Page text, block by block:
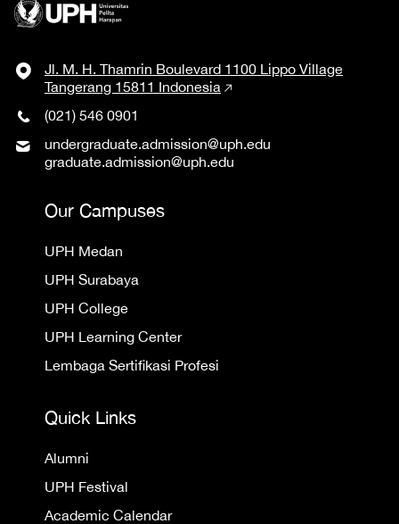
Jl. M. H. Thamrin Boulevard 1100 Lippo Village
Tangerang 15811 Indonesia
(021) 546 0901
undergraduate.admission@uph.edu
graduate.admission@uph.edu
Our Campuses
UPH Medan
UPH Surabaya
UPH College
UPH Learning Center
Lembaga Sertifikasi Profesi
Quick Links
Alumni
UPH Festival
Academic Calendar